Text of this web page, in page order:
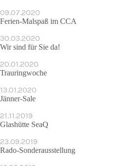
09.07.2020
Ferien-Malspaß im CCA
30.03.2020
Wir sind für Sie da!
20.01.2020
Trauringwoche
13.01.2020
Jänner-Sale
21.11.2019
Glashütte SeaQ
23.09.2019
Rado-Sonderausstellung